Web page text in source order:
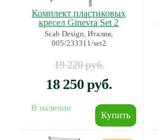
Комплект пластиковых
кресел Ginevra Set 2
Scab Design, Италия,
005/233311/set2
19 220 руб.
18 250 руб.
В наличии